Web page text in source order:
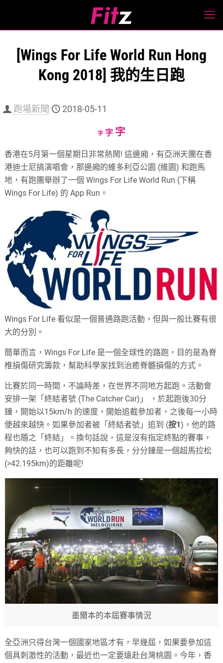
[Wings For Life World Run Hong
Kong 2018] 我的生日跑
跑場新聞 2018-05-11
字Decrease
size.
字Reset
size.
字Increase
size.
香港在5月第一個星期日非常熱鬧! 這邊廂，有亞洲天團在香
港迪士尼搞演唱會，那邊廂的維多利亞公園 (維園) 和跑馬
地，有跑團舉辦了一個 Wings For Life World Run (下稱
Wings For Life) 的 App Run。
Wings For Life 看似是一個普通路跑活動，但與一般比賽有很
大的分別。
簡單而言，Wings For Life 是一個全球性的路跑，目的是為脊
椎損傷研究籌款，幫助科學家找到治癒脊髓損傷的方式。
比賽於同一時間，不論時差，在世界不同地方起跑。活動會
安排一架「終結者號 (The Catcher Car)」 ，於起跑後30分
鐘，開始以15km/h 的速度，開始追截參加者，之後每一小時
便越來越快。如果參加者被「終結者號」追到 (按1)，他的路
程也隨之「終結」。換句話說，這是沒有指定終點的賽事，
夠快的話，也可以跑到不知有多長，分分鐘是一個超馬拉松
(>42.195km)的距離呢!
墨爾本的本屆賽事情況
全亞洲只得台灣一個國家地區才有，早幾屆，如果要參加這
個具刺激性的活動，最近也一定要遠赴台灣桃園。今年，香